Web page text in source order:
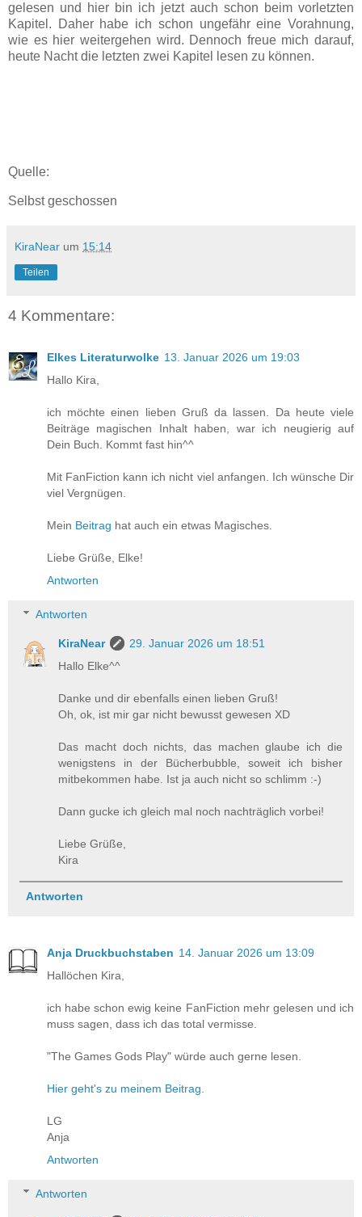
gelesen und hier bin ich jetzt auch schon beim vorletzten
Kapitel. Daher habe ich schon ungefähr eine Vorahnung,
wie es hier weitergehen wird. Dennoch freue mich darauf,
heute Nacht die letzten zwei Kapitel lesen zu können.
Quelle:
Selbst geschossen
KiraNear um 15:14
Teilen
4 Kommentare:
Elkes Literaturwolke 13. Januar 2026 um 19:03
Hallo Kira,
ich möchte einen lieben Gruß da lassen. Da heute viele
Beiträge magischen Inhalt haben, war ich neugierig auf
Dein Buch. Kommt fast hin^^
Mit FanFiction kann ich nicht viel anfangen. Ich wünsche Dir
viel Vergnügen.
Mein Beitrag hat auch ein etwas Magisches.
Liebe Grüße, Elke!
Antworten
Antworten
KiraNear
29. Januar 2026 um 18:51
Hallo Elke^^
Danke und dir ebenfalls einen lieben Gruß!
Oh, ok, ist mir gar nicht bewusst gewesen XD
Das macht doch nichts, das machen glaube ich die
wenigstens in der Bücherbubble, soweit ich bisher
mitbekommen habe. Ist ja auch nicht so schlimm :-)
Dann gucke ich gleich mal noch nachträglich vorbei!
Liebe Grüße,
Kira
Antworten
Anja Druckbuchstaben 14. Januar 2026 um 13:09
Hallöchen Kira,
ich habe schon ewig keine FanFiction mehr gelesen und ich
muss sagen, dass ich das total vermisse.
"The Games Gods Play" würde auch gerne lesen.
Hier geht's zu meinem Beitrag.
LG
Anja
Antworten
Antworten